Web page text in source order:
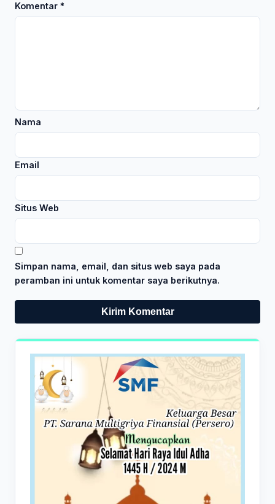
Komentar *
Nama
Email
Situs Web
Simpan nama, email, dan situs web saya pada
peramban ini untuk komentar saya berikutnya.